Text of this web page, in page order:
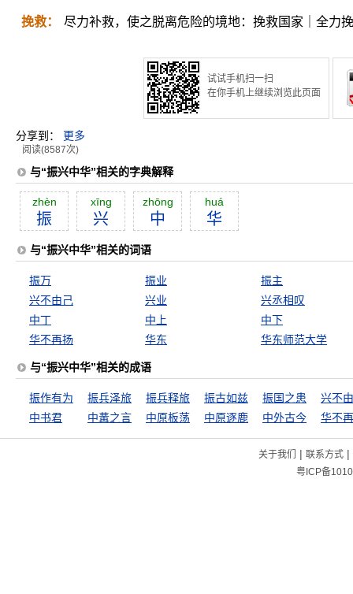
挽救： 尽力补救，使之脱离危险的境地：挽救国家｜全力
试试手机扫一扫
在你手机上继续浏览此页面
分享到： 更多
阅读(8587次)
与“振兴中华”相关的字典解释
zhèn
振
xīng
兴
zhōng
中
huá
华
与“振兴中华”相关的词语
振万 振业
振主
兴不由己
兴业
兴丞相叹
中丁
中上
中下
华不再扬
华东 华东师范大学
与“振兴中华”相关的成语
振作有为 振兵泽旅 振兵释旅 振古如兹 振国之患
兴不
中书君
中冓之言 中原板荡 中原逐鹿 中外古今 华不
关于我们 | 联系方式|
粤ICP备